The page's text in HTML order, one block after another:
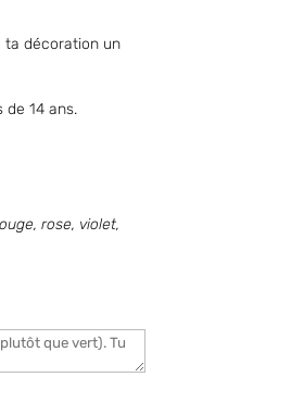
ta décoration un
14 ans.
rose, violet,